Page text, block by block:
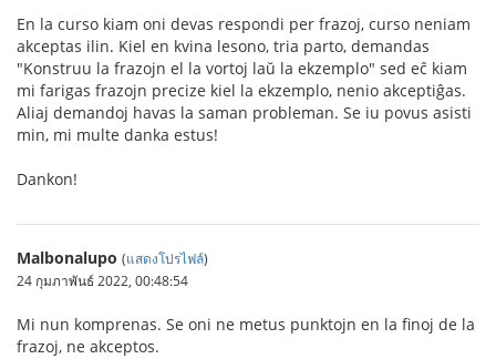
En la curso kiam oni devas respondi per frazoj, curso neniam
akceptas ilin. Kiel en kvina lesono, tria parto, demandas
"Konstruu la frazojn el la vortoj laŭ la ekzemplo" sed eĉ kiam
mi farigas frazojn precize kiel la ekzemplo, nenio akceptiĝas.
Aliaj demandoj havas la saman probleman. Se iu povus asisti
min, mi multe danka estus!
Dankon!
Malbonalupo (แสดงโปรไฟล์)
24 กุมภาพันธ์ 2022, 00:48:54
Mi nun komprenas. Se oni ne metus punktojn en la finoj de la
frazoj, ne akceptos.